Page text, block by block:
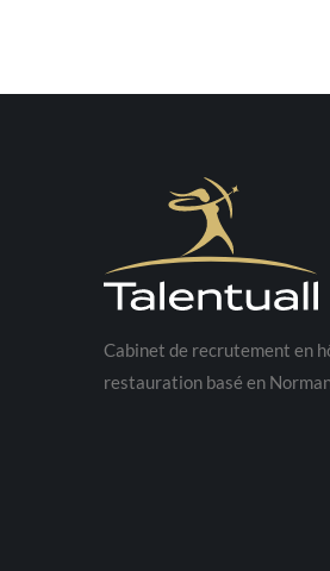
Cabinet de recrutement en
restauration basé en